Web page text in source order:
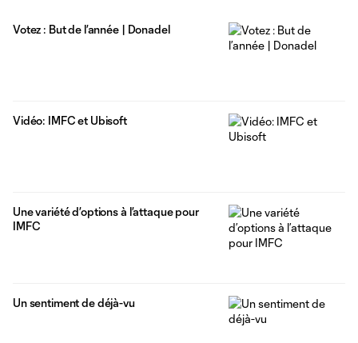
Votez : But de l’année | Donadel
Vidéo: IMFC et Ubisoft
Une variété d’options à l’attaque pour
IMFC
Un sentiment de déjà-vu